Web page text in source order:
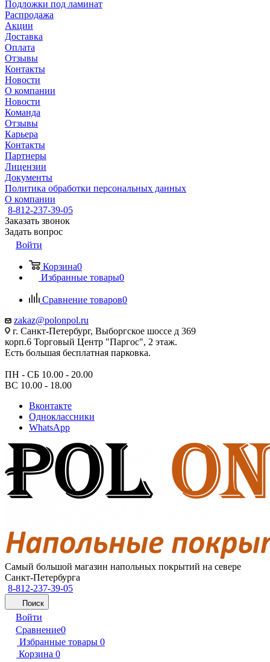
Подложки под ламинат
Распродажа
Акции
Доставка
Оплата
Отзывы
Контакты
Новости
О компании
Новости
Команда
Отзывы
Карьера
Контакты
Партнеры
Лицензии
Документы
Политика обработки персональных данных
О компании
8-812-237-39-05
Заказать звонок
Задать вопрос
Войти
Корзина0
Избранные товары0
Сравнение товаров0
zakaz@polonpol.ru
г. Санкт-Петербург, Выборгское шоссе д 369
корп.6 Торговый Центр "Паргос", 2 этаж.
Есть большая бесплатная парковка.
ПН - СБ 10.00 - 20.00
ВС 10.00 - 18.00
Вконтакте
Одноклассники
WhatsApp
Самый большой магазин напольных покрытий на севере
Санкт-Петербурга
8-812-237-39-05
Поиск
Войти
Сравнение0
Избранные товары 0
Корзина 0